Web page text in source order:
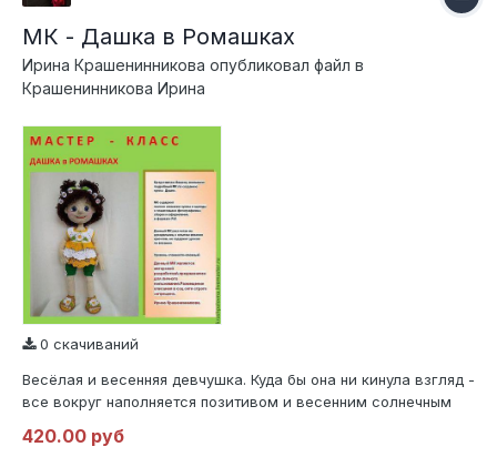
МК - Дашка в Ромашках
Ирина Крашенинникова опубликовал файл в
Крашенинникова Ирина
0 скачиваний
Весёлая и весенняя девчушка. Куда бы она ни кинула взгляд -
все вокруг наполняется позитивом и весенним солнечным
использования заявленных материалов.Игрушка связана
420.00 руб